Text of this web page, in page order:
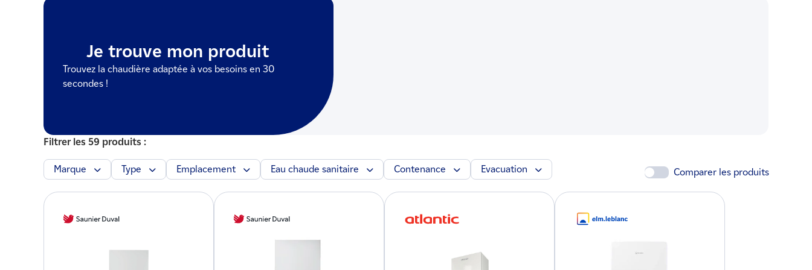
Je trouve mon produit
Trouvez la chaudière adaptée à vos besoins en 30
secondes !
Filtrer les 59 produits :
Marque Type Emplacement Eau chaude sanitaire Contenance Evacuation Comparer les produits